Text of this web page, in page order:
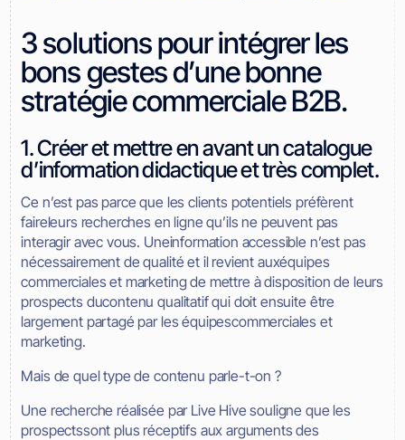
3 solutions pour intégrer les
bons gestes d’une bonne
stratégie commerciale B2B.
1. Créer et mettre en avant un catalogue
d’information didactique et très complet.
Ce n’est pas parce que les clients potentiels préfèrent
faireleurs recherches en ligne qu’ils ne peuvent pas
interagir avec vous. Uneinformation accessible n’est pas
nécessairement de qualité et il revient auxéquipes
commerciales et marketing de mettre à disposition de leurs
prospects ducontenu qualitatif qui doit ensuite être
largement partagé par les équipescommerciales et
marketing.
Mais de quel type de contenu parle-t-on ?
Une recherche réalisée par Live Hive souligne que les
prospectssont plus réceptifs aux arguments des